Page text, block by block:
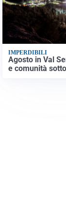
IMPERDIBILI
Agosto in Val
e comunità